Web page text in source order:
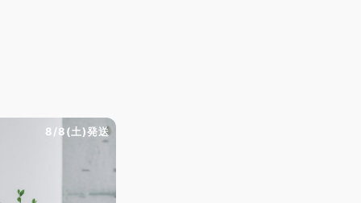
8/8(土)発送